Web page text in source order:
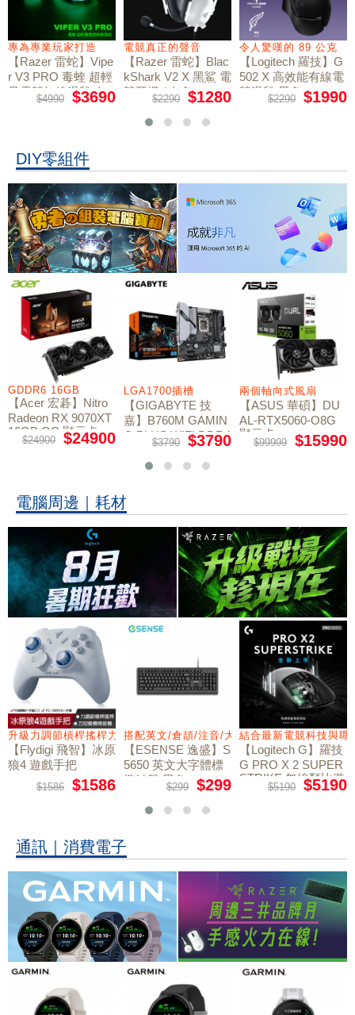
專為專業玩家打造
【Razer 雷蛇】Vipe
r V3 PRO 毒蝰 超輕
量電競無線滑鼠 白
$4990 $3690
電競真正的聲音
【Razer 雷蛇】Blac
kShark V2 X 黑鯊 電
競耳機 / 白色
$2290 $1280
令人驚嘆的 89 公克
【Logitech 羅技】G
502 X 高效能有線電
競滑鼠 黑色
$2290 $1990
DIY零組件
GDDR6 16GB
【Acer 宏碁】Nitro
Radeon RX 9070XT
16GB OC 顯示卡
$24900 $24900
LGA1700插槽
【GIGABYTE 技
嘉】B760M GAMIN
G PLUS WIFI DDR4
主機板$3790 $3790
兩個軸向式風扇
【ASUS 華碩】DU
AL-RTX5060-O8G
顯示卡
$99999 $15990
電腦周邊｜耗材
墊
升級力調節槓桿搖桿力切換扳機
【Flydigi 飛智】冰原
狼4 遊戲手把
$1586 $1586
搭配英文/倉頡/注音/大易
【ESENSE 逸盛】S
5650 英文大字體標
準鍵盤 黑色
$299 $299
結合最新電競科技與
【Logitech G】羅技
G PRO X 2 SUPER
STRIKE 無線類比遊
戲滑鼠$5190 $5190
通訊｜消費電子